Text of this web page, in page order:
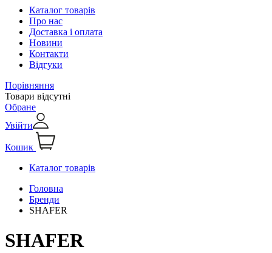
Каталог товарів
Про нас
Доставка і оплата
Новини
Контакти
Відгуки
Порівняння
Товари відсутні
Обране
Увійти
Кошик
Каталог товарів
Головна
Бренди
SHAFER
SHAFER